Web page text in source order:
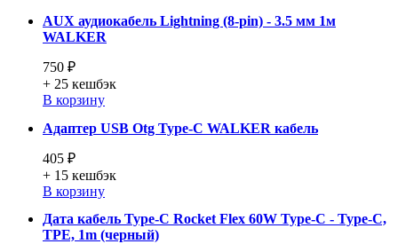
AUX аудиокабель Lightning (8-pin) - 3.5 мм 1м
WALKER
750 ₽
+ 25 кешбэк
В корзину
Адаптер USB Otg Type-C WALKER кабель
405 ₽
+ 15 кешбэк
В корзину
Дата кабель Type-C Rocket Flex 60W Type-C - Type-C,
TPE, 1m (черный)